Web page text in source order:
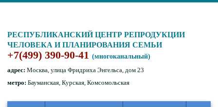
РЕСПУБЛИКАНСКИЙ ЦЕНТР РЕПРОДУКЦИИ
ЧЕЛОВЕКА И ПЛАНИРОВАНИЯ СЕМЬИ
+7(499) 390-90-41 (многоканальный)
адрес: Москва, улица Фридриха Энгельса, дом 23
метро: Бауманская, Курская, Комсомольская